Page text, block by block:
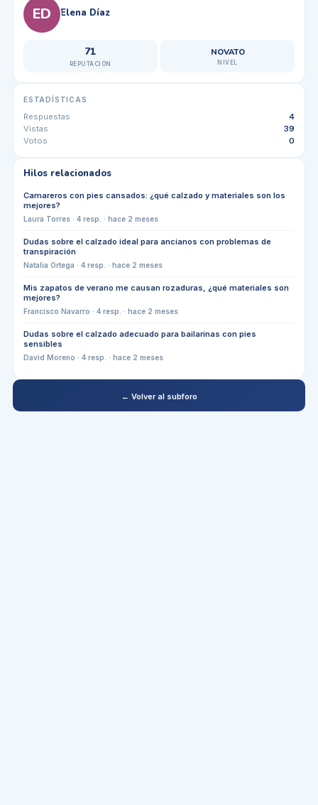
ED Elena Díaz
71
REPUTACIÓN
NOVATO
NIVEL
ESTADÍSTICAS
Respuestas
4
Vistas
39
Votos
0
Hilos relacionados
Camareros con pies cansados: ¿qué calzado y materiales son los
mejores?
Laura Torres· 4resp. · hace 2 meses
Dudas sobre el calzado ideal para ancianos con problemas de
transpiración
Natalia Ortega · 4resp. · hace 2 meses
Mis zapatos de verano me causan rozaduras, ¿qué materiales son
mejores?
Francisco Navarro · 4resp. · hace 2 meses
Dudas sobre el calzado adecuado para bailarinas con pies
sensibles
David Moreno · 4resp. · hace 2 meses
← Volver al subforo